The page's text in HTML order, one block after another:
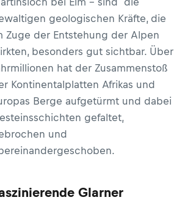
geologischen Kräfte, die
Zuge der Entstehung der Alpen
besonders gut sichtbar. Über
hat der Zusammenstoß
Kontinentalplatten Afrikas und
Berge aufgetürmt und dabei
gefaltet,
und
Glarner